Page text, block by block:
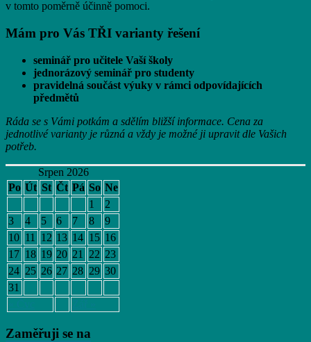
v tomto poměrně účinně pomoci.
Mám pro Vás TŘI varianty řešení
seminář pro učitele Vaší školy
jednorázový seminář pro studenty
pravidelná součást výuky v rámci odpovídajících
předmětů
Ráda se s Vámi potkám a sdělím bližší informace. Cena za
jednotlivé varianty je různá a vždy je možné ji upravit dle Vašich
potřeb.
Srpen 2026
Po Út St Čt Pá So Ne
1
2
3
4 5 6 7 8
9
10 11 12 13 14 15 16
17 18 19 20 21 22 23
24 25 26 27 28 29 30
31
Zaměřuji se na